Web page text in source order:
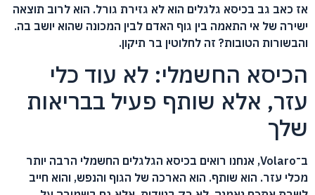
אז כאב גב בכיסא גלגלים הוא לא גזירת גורל. הוא לרוב תוצאה
ישירה של אי התאמה בין גוף האדם לבין המכונה שהוא יושב בה.
והבשורות הטובות? זה לחלוטין בר תיקון.
הכיסא החשמלי: לא עוד כלי
עזר, אלא שותף פעיל בבריאות
שלך
ב־Volaro, אנחנו רואים בכיסא הגלגלים החשמלי הרבה יותר
מכלי עזר. הוא שותף. הוא הארכה של הגוף והנפש, והוא חייב